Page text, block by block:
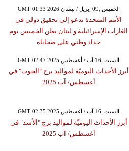
GMT 01:33 2026 الخميس ,09 إبريل / نيسان
الأمم المتحدة تدعو إلى تحقيق دولي في
الغارات الإسرائيلية و لبنان يعلن الخميس يوم
حداد وطني على ضحاياه
GMT 02:47 2025 السبت ,16 آب / أغسطس
أبرز الأحداث اليوميّة لمواليد برج "الحوت" في
أغسطس/ آب 2025
GMT 02:35 2025 السبت ,16 آب / أغسطس
أبرز الأحداث اليوميّة لمواليد برج "الأسد" في
أغسطس/ آب 2025